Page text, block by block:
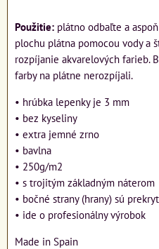
Použitie: plátno odbaľte a
plochu plátna pomocou vody a
rozpíjanie akvarelových farieb.
farby na plátne nerozpíjali.
• hrúbka lepenky je 3 mm
• bez kyseliny
• extra jemné zrno
• bavlna
• 250g/m2
• s trojitým základným náterom
• bočné strany (hrany) sú
• ide o profesionálny výrobok
Made in Spain